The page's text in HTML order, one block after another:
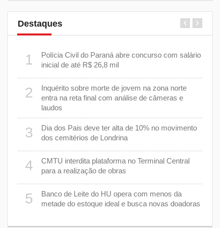
Destaques
1
Polícia Civil do Paraná abre concurso com salário
inicial de até R$ 26,8 mil
2
Inquérito sobre morte de jovem na zona norte
entra na reta final com análise de câmeras e
laudos
3
Dia dos Pais deve ter alta de 10% no movimento
dos cemitérios de Londrina
4
CMTU interdita plataforma no Terminal Central
para a realização de obras
5
Banco de Leite do HU opera com menos da
metade do estoque ideal e busca novas doadoras